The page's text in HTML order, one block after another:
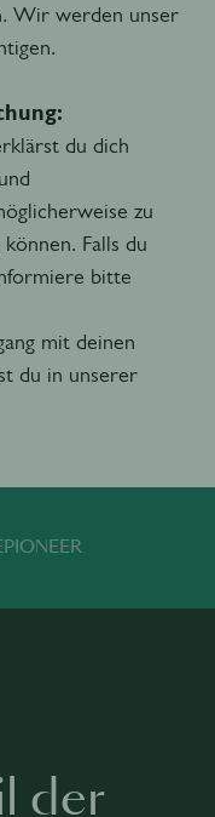
Wir werden unser
du dich
zu
Falls du
bitte
mit deinen
du in unserer
PIONEER
der